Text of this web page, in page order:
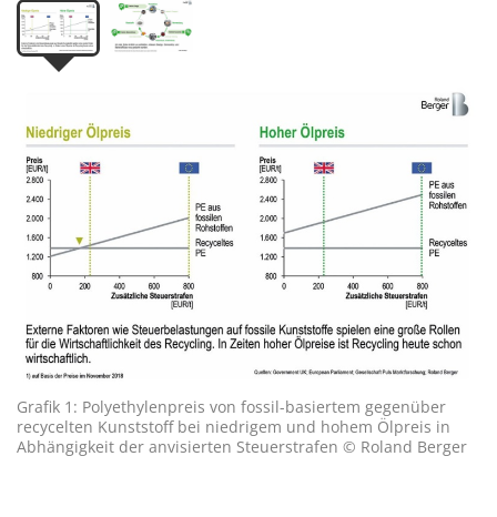
Grafik 1: Polyethylenpreis von fossil-basiertem gegenüber
recycelten Kunststoff bei niedrigem und hohem Ölpreis in
Abhängigkeit der anvisierten Steuerstrafen © Roland Berger